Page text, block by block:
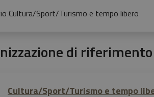
Cultura/Sport/Turismo e tempo libero
di riferimento
Cultura/Sport/Turismo e tempo